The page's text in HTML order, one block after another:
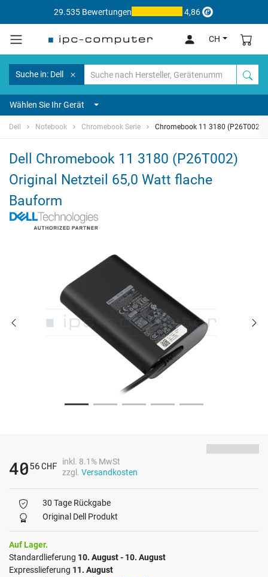
29.535 Bewertungen 4,86
CH
Suche in: Dell
Wählen Sie Ihr Gerät
Dell Notebook Chromebook Serie Chromebook 11 3180 (P26T002)
Dell Chromebook 11 3180 (P26T002)
Original Netzteil 65,0 Watt flache
Bauform
4056CHF
inkl. 8.1% MwSt
zzgl. Versandkosten
30 Tage Rückgabe
Original Dell Produkt
Auf Lager.
Standardlieferung 10. August - 10. August
Expresslieferung 11. August